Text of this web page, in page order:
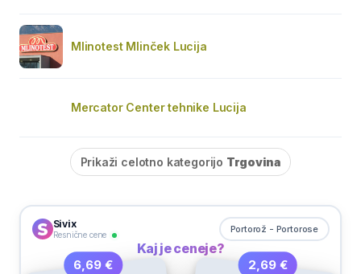
Mlinotest Mlinček Lucija
Mercator Center tehnike Lucija
Prikaži celotno kategorijo Trgovina
Sivix
Resnične cene
Portorož - Portorose
Kaj je ceneje?
6,69 € 2,69 €